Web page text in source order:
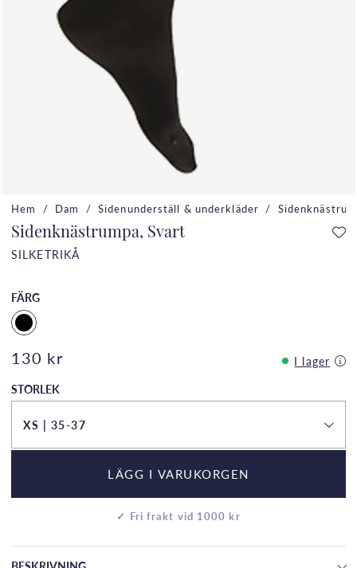
Hem Dam Sidenunderställ & underkläder
Sidenknästrumpa, Svart
SILKETRIKÅ
FÄRG
130 kr
I lager
STORLEK
XS | 35-37
LÄGG I VARUKORGEN
✓ Fri frakt vid 1000 kr